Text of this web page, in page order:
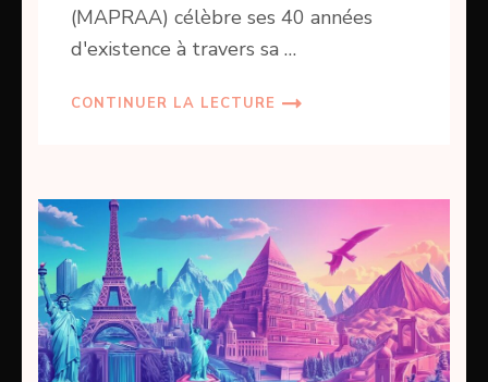
(MAPRAA) célèbre ses 40 années
d'existence à travers sa …
CONTINUER LA LECTURE